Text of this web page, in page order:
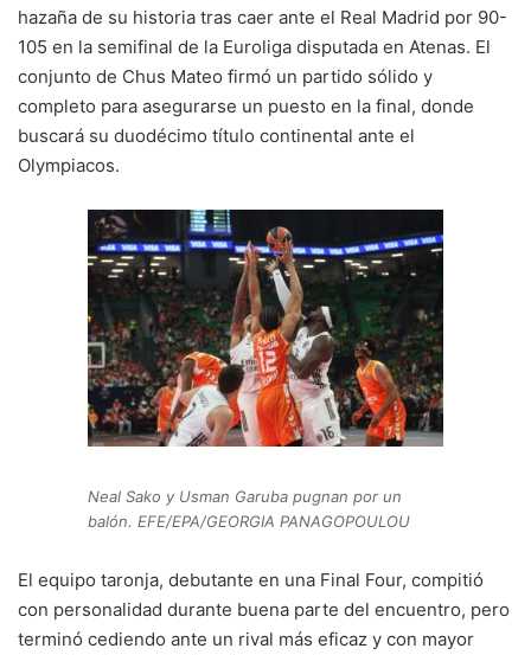
Li
n
k
b
o
o
k
A
p
p
a
m
ar
tir
hazaña de su historia tras caer ante el Real Madrid por 90-
105 en la semifinal de la Euroliga disputada en Atenas. El
conjunto de Chus Mateo firmó un partido sólido y
completo para asegurarse un puesto en la final, donde
buscará su duodécimo título continental ante el
Olympiacos.
Neal Sako y Usman Garuba pugnan por un
balón. EFE/EPA/GEORGIA PANAGOPOULOU
El equipo taronja, debutante en una Final Four, compitió
con personalidad durante buena parte del encuentro, pero
terminó cediendo ante un rival más eficaz y con mayor